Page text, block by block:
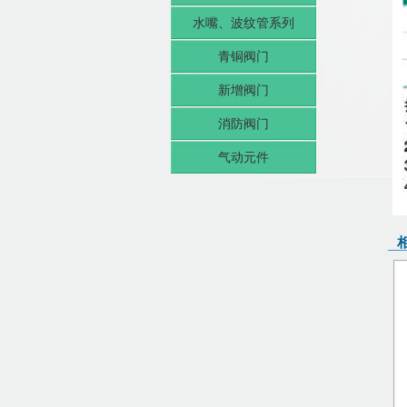
水嘴、波纹管系列
青铜阀门
新增阀门
消防阀门
气动元件